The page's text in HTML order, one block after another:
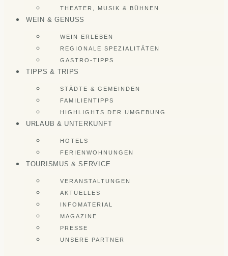
THEATER, MUSIK & BÜHNEN
WEIN & GENUSS
WEIN ERLEBEN
REGIONALE SPEZIALITÄTEN
GASTRO-TIPPS
TIPPS & TRIPS
STÄDTE & GEMEINDEN
FAMILIENTIPPS
HIGHLIGHTS DER UMGEBUNG
URLAUB & UNTERKUNFT
HOTELS
FERIENWOHNUNGEN
TOURISMUS & SERVICE
VERANSTALTUNGEN
AKTUELLES
INFOMATERIAL
MAGAZINE
PRESSE
UNSERE PARTNER